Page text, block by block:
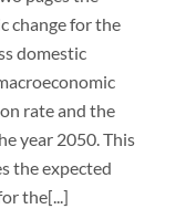
change for the
domestic
rate and the
year 2050. This
the expected
the[...]